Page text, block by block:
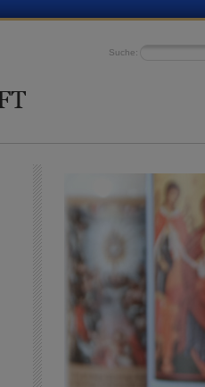
Suche: